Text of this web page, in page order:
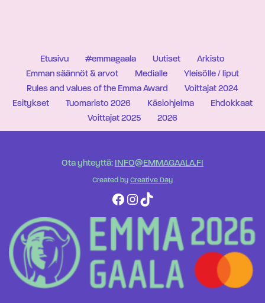
Etusivu #emmagaala Uutiset
Arkisto
Emman säännöt & arvot
Medialle
Yleisölle / liput
Rules and values of the Emma Award
Voittajat 2024
Esitykset
Tuomaristo 2026 Käsiohjelma
Ehdokkaat
Voittajat 2025
2026
Ota yhteyttä: INFO@EMMAGAALA.FI
Created by Creative Day